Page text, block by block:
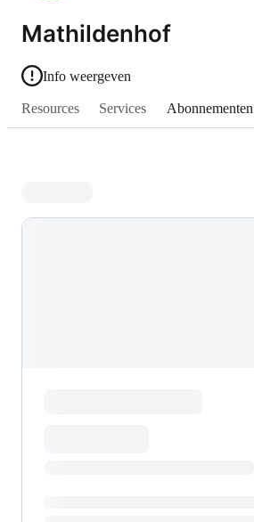
Mathildenhof
Info weergeven
Resources Services Abonnementen